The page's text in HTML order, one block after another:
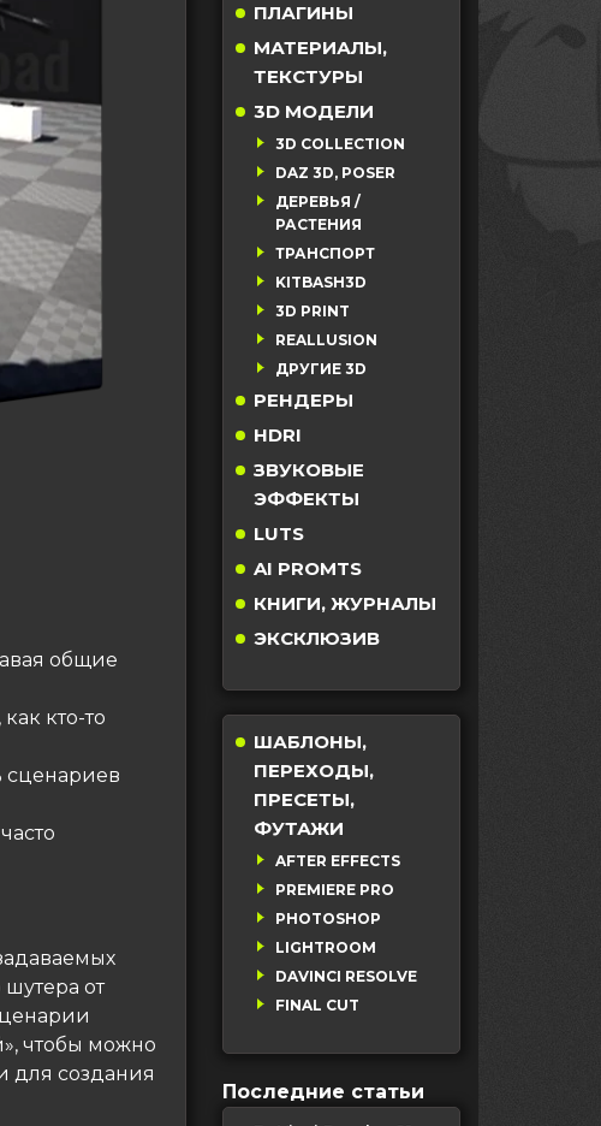
общие
кто-то
сценариев
от
чтобы можно
для создания
ПЛАГИНЫ
МАТЕРИАЛЫ,
ТЕКСТУРЫ
3D МОДЕЛИ
3D COLLECTION
DAZ 3D, POSER
ДЕРЕВЬЯ /
РАСТЕНИЯ
ТРАНСПОРТ
KITBASH3D
3D PRINT
REALLUSION
ДРУГИЕ 3D
РЕНДЕРЫ
HDRI
ЗВУКОВЫЕ
ЭФФЕКТЫ
LUTS
AI PROMTS
КНИГИ, ЖУРНАЛЫ
ЭКСКЛЮЗИВ
ШАБЛОНЫ,
ПЕРЕХОДЫ,
ПРЕСЕТЫ,
ФУТАЖИ
AFTER EFFECTS
PREMIERE PRO
PHOTOSHOP
LIGHTROOM
DAVINCI RESOLVE
FINAL CUT
Последние статьи